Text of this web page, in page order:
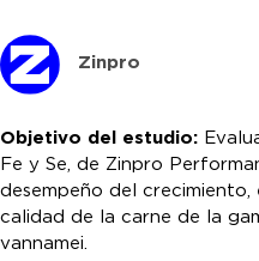
Zinpro
Objetivo del estudio:
Fe y Se, de Zinpro
desempeño del
calidad de la carne de la
vannamei.